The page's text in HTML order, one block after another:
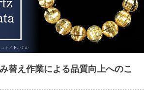
替え作業による品質向上へのこ